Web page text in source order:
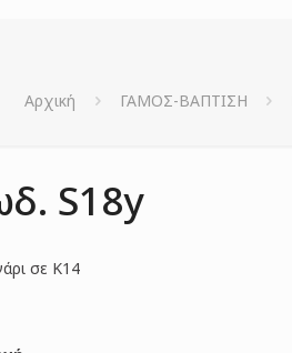
Αρχική ΓΑΜΟΣ-ΒΑΠΤΙΣΗ
S18y
σε Κ14